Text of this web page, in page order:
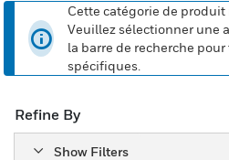
Cette catégorie de produit
Veuillez sélectionner une
la barre de recherche
spécifiques.
Refine By
Show Filters